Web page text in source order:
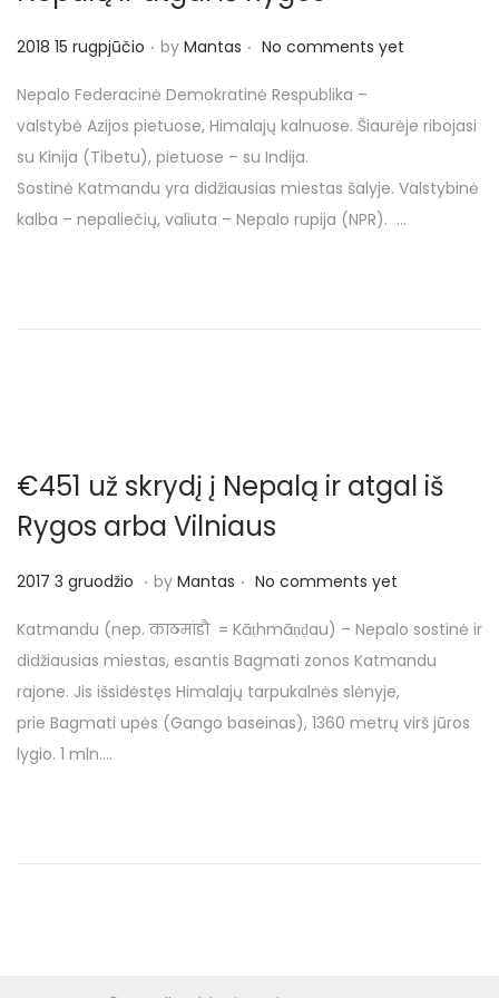
P
s
t
e
d
o
2018 15 rugpjūčio . by Mantas . No comments yet
Nepalo Federacinė Demokratinė Respublika –
valstybė Azijos pietuose, Himalajų kalnuose. Šiaurėje ribojasi
su Kinija (Tibetu), pietuose – su Indija.
Sostinė Katmandu yra didžiausias miestas šalyje. Valstybinė
kalba – nepaliečių, valiuta – Nepalo rupija (NPR). …
€451 už skrydį į Nepalą ir atgal iš
Rygos arba Vilniaus
P
s
t
e
d
o
2017 3 gruodžio 2
1
7
3
g
. by Mantas . No comments yet
Katmandu (nep. काठमांडौ = Kāṭhmāṇḍau) – Nepalo sostinė ir
didžiausias miestas, esantis Bagmati zonos Katmandu
rajone. Jis išsidėstęs Himalajų tarpukalnės slėnyje,
prie Bagmati upės (Gango baseinas), 1360 metrų virš jūros
lygio. 1 mln….